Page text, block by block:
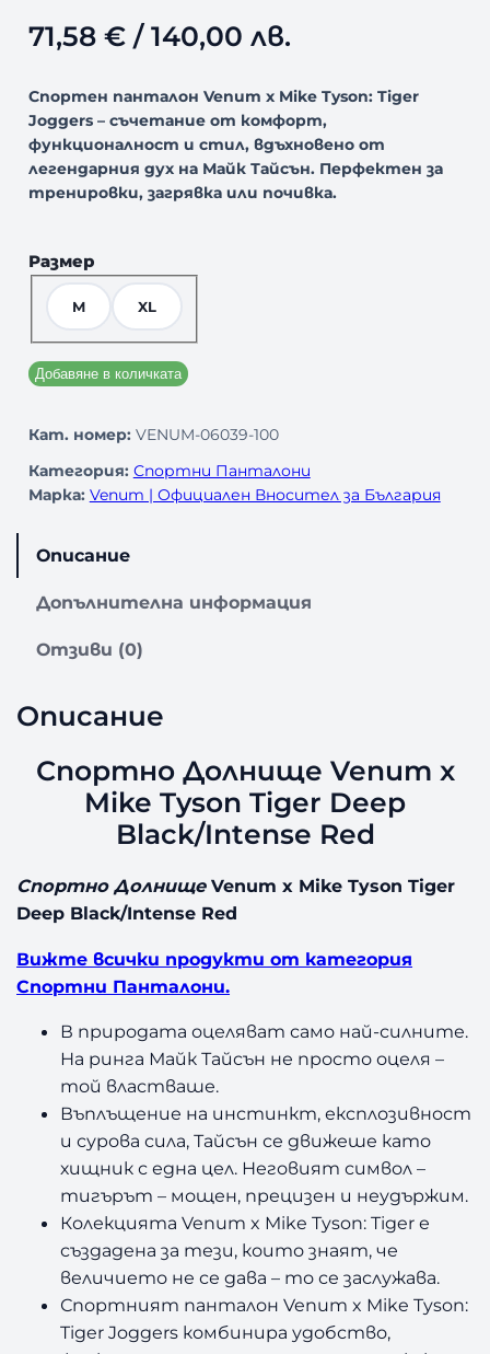
71,58 €/ 140,00 лв.
Спортен панталон Venum x Mike Tyson: Tiger
Joggers – съчетание от комфорт,
функционалност и стил, вдъхновено от
легендарния дух на Майк Тайсън. Перфектен за
тренировки, загрявка или почивка.
Размер
M XL
Добавяне в количката
Кат. номер: VENUM-06039-100
Категория: Спортни Панталони
Марка: Venum | Официален Вносител за България
Описание
Допълнителна информация
Отзиви (0)
Описание
Спортно Долнище Venum x
Mike Tyson Tiger Deep
Black/Intense Red
Спортно ДолнищеVenum x Mike Tyson Tiger
Deep Black/Intense Red
Вижте всички продукти от категория
Спортни Панталони.
В природата оцеляват само най-силните.
На ринга Майк Тайсън не просто оцеля–
той властваше.
Въплъщение на инстинкт, експлозивност
и сурова сила, Тайсън се движеше като
хищник с една цел. Неговият символ–
тигърът– мощен, прецизен и неудържим.
Колекцията Venum x Mike Tyson: Tiger е
създадена за тези, които знаят, че
величието не се дава– то се заслужава.
Спортният панталон Venum x Mike Tyson:
Tiger Joggers комбинира удобство,